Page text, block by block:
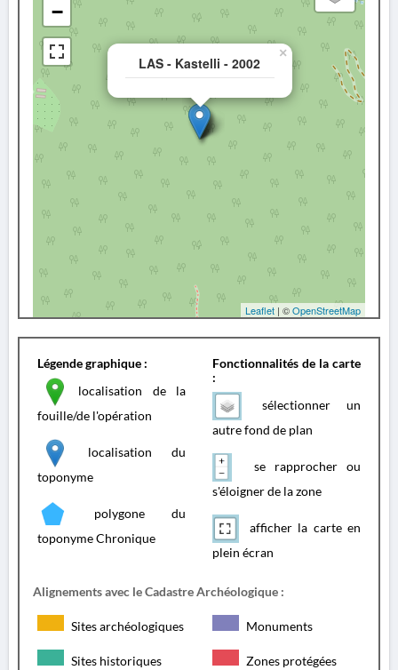
LAS - Kastelli - 2002
×
−
Leaflet | ©OpenStreetMap
Légende graphique :
localisation de la
fouille/de l'opération
localisation du
toponyme
polygone du
toponyme Chronique
Fonctionnalités de la carte
:
sélectionner un
autre fond de plan
se rapprocher ou
s'éloigner de la zone
afficher la carte en
plein écran
Alignements avec le Cadastre Archéologique :
Sites archéologiques Monuments
Sites historiques Zones protégées